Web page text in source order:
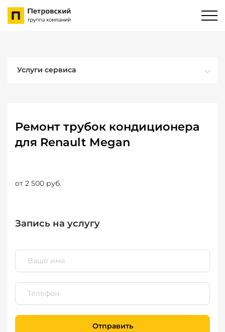
Услуги сервиса
Ремонт трубок кондиционера
для Renault Megan
от 2 500 руб.
Запись на услугу
Отправить